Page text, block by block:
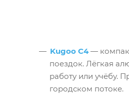
Kugoo C4—
поездок. Лёгкая
работу или учёбу.
городском потоке.